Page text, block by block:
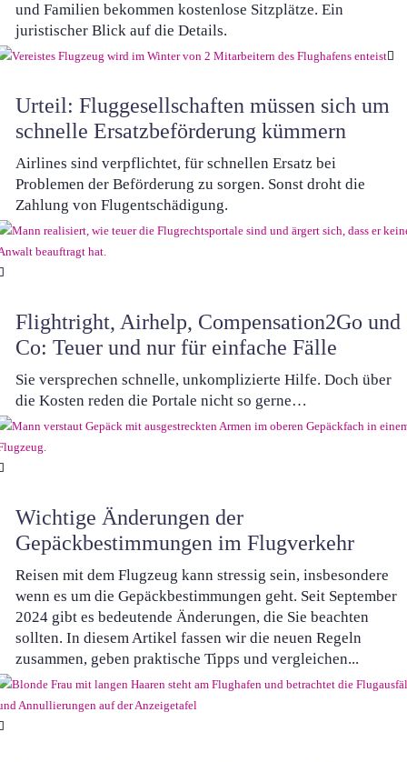
und Familien bekommen kostenlose Sitzplätze. Ein
juristischer Blick auf die Details.
Urteil: Fluggesellschaften müssen sich um
schnelle Ersatzbeförderung kümmern
Airlines sind verpflichtet, für schnellen Ersatz bei
Problemen der Beförderung zu sorgen. Sonst droht die
Zahlung von Flugentschädigung.
Flightright, Airhelp, Compensation2Go und
Co: Teuer und nur für einfache Fälle
Sie versprechen schnelle, unkomplizierte Hilfe. Doch über
die Kosten reden die Portale nicht so gerne…
Wichtige Änderungen der
Gepäckbestimmungen im Flugverkehr
Reisen mit dem Flugzeug kann stressig sein, insbesondere
wenn es um die Gepäckbestimmungen geht. Seit September
2024 gibt es bedeutende Änderungen, die Sie beachten
sollten. In diesem Artikel fassen wir die neuen Regeln
zusammen, geben praktische Tipps und vergleichen...